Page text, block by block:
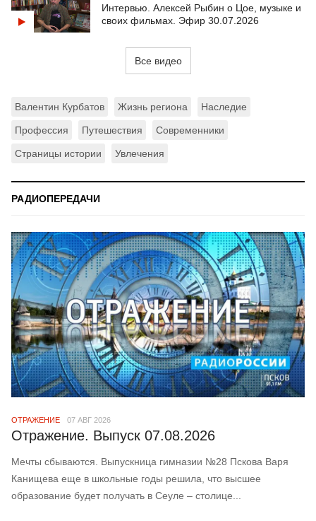
Интервью. Алексей Рыбин о Цое, музыке и
своих фильмах. Эфир 30.07.2026
Все видео
Валентин Курбатов Жизнь региона Наследие
Профессия Путешествия Современники
Страницы истории Увлечения
РАДИОПЕРЕДАЧИ
ОТРАЖЕНИЕ 07 АВГ 2026
Отражение. Выпуск 07.08.2026
Мечты сбываются. Выпускница гимназии №28 Пскова Варя
Канищева еще в школьные годы решила, что высшее
образование будет получать в Сеуле – столице...